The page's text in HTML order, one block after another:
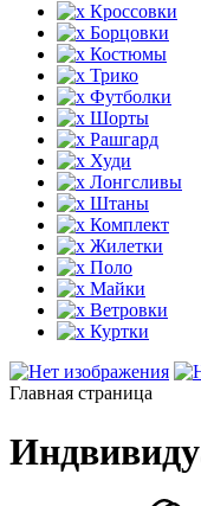
Кроссовки
Борцовки
Костюмы
Трико
Футболки
Шорты
Рашгард
Худи
Лонгсливы
Штаны
Комплект
Жилетки
Поло
Майки
Ветровки
Куртки
Главная страница